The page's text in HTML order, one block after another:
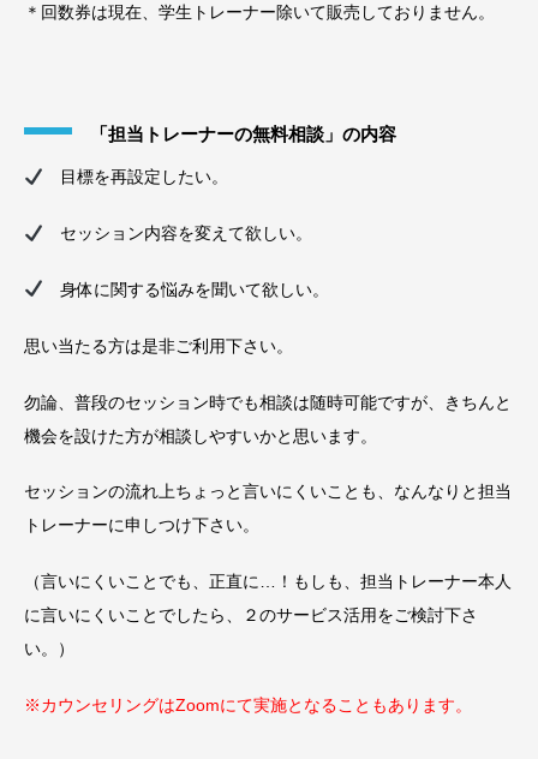
＊回数券は現在、学生トレーナー除いて販売しておりません。
「担当トレーナーの無料相談」の内容
目標を再設定したい。
セッション内容を変えて欲しい。
身体に関する悩みを聞いて欲しい。
思い当たる方は是非ご利用下さい。
勿論、普段のセッション時でも相談は随時可能ですが、きちんと
機会を設けた方が相談しやすいかと思います。
セッションの流れ上ちょっと言いにくいことも、なんなりと担当
トレーナーに申しつけ下さい。
（言いにくいことでも、正直に…！もしも、担当トレーナー本人
に言いにくいことでしたら、２のサービス活用をご検討下さ
い。）
※カウンセリングはZoomにて実施となることもあります。